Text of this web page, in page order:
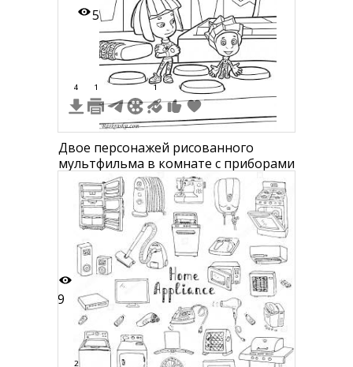
5
4 1 1
Двое персонажей рисованного
мультфильма в комнате с приборами
9
2